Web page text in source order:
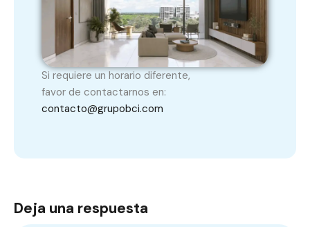
Si requiere un horario diferente,
favor de contactarnos en:
contacto@grupobci.com
Deja una respuesta